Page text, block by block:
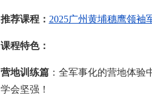
推荐课程： 2025广州黄埔穗鹰领袖
课程特色：
营地训练篇：全军事化的营地体验
学会坚强！